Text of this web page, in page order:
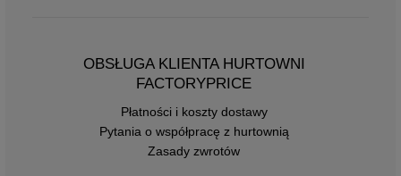
OBSŁUGA KLIENTA HURTOWNI
FACTORYPRICE
Płatności i koszty dostawy
Pytania o współpracę z hurtownią
Zasady zwrotów